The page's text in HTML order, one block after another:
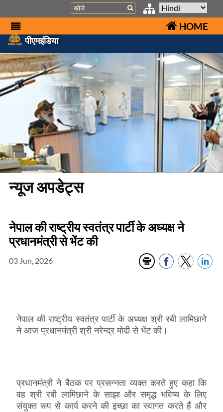
Search
HOME
पीएमइंडिया
न्यूज अपडेट्स
नेपाल की राष्ट्रीय स्वतंत्र पार्टी के अध्यक्ष ने
प्रधानमंत्री से भेंट की
03 Jun, 2026
नेपाल की राष्ट्रीय स्वतंत्र पार्टी के अध्यक्ष श्री रबी लामिछाने
ने आज प्रधानमंत्री श्री नरेन्द्र मोदी से भेंट की।
प्रधानमंत्री ने बैठक पर प्रसन्नता व्यक्त करते हुए कहा कि
वह श्री रबी लामिछाने के साझा और समृद्ध भविष्य के लिए
संयुक्‍त रूप से कार्य करने की इच्छा का स्वागत करते हैं और